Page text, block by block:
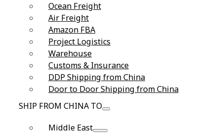
Ocean Freight
Air Freight
Amazon FBA
Project Logistics
Warehouse
Customs & Insurance
DDP Shipping from China
Door to Door Shipping from China
SHIP FROM CHINA TO
Middle East